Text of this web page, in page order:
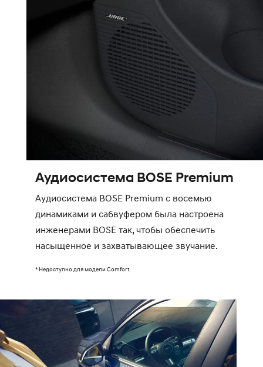
Аудиосистема BOSE Premium
Аудиосистема BOSE Premium с восемью
динамиками и сабвуфером была настроена
инженерами BOSE так, чтобы обеспечить
насыщенное и захватывающее звучание.
* Недоступно для модели Comfort.